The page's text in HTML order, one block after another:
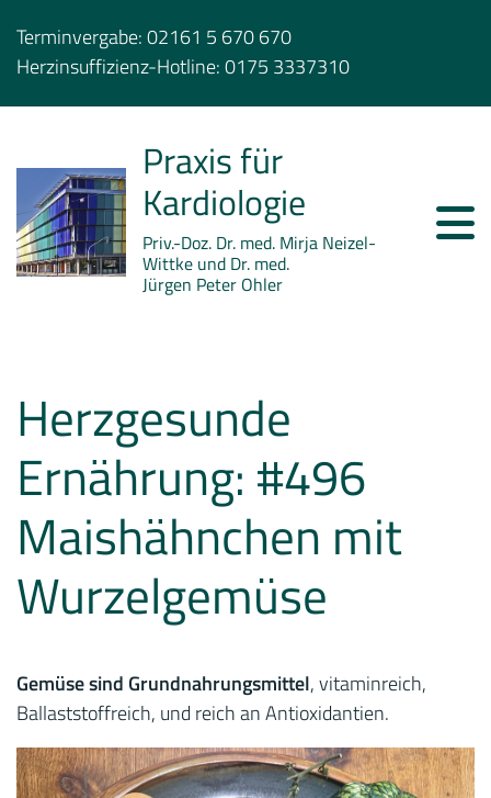
Terminvergabe:02161 5 670 670
Herzinsuffizienz-Hotline:0175 3337310
Praxis für
Kardiologie
Priv.-Doz. Dr. med. Mirja Neizel-
Wittke und Dr. med.
Jürgen Peter Ohler
Herzgesunde
Ernährung: #496
Maishähnchen mit
Wurzelgemüse
Gemüse sind Grundnahrungsmittel, vitaminreich,
Ballaststoffreich, und reich an Antioxidantien.